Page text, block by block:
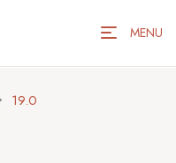
MENU
19.0